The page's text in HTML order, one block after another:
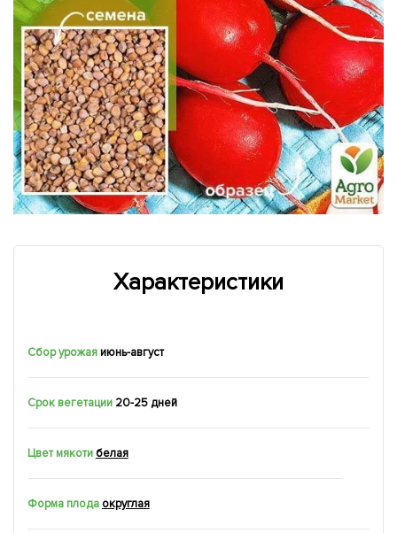
Характеристики
Сбор урожаяиюнь-август
Срок вегетации 20-25 дней
Цвет мякоти белая
Форма плода округлая